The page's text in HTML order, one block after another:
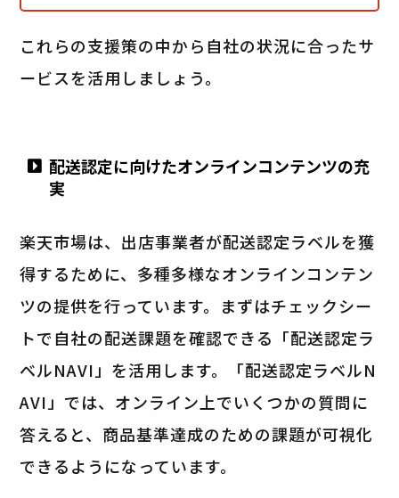
これらの支援策の中から自社の状況に合ったサ
ービスを活用しましょう。
配送認定に向けたオンラインコンテンツの充
実
楽天市場は、出店事業者が配送認定ラベルを獲
得するために、多種多様なオンラインコンテン
ツの提供を行っています。まずはチェックシー
トで自社の配送課題を確認できる「配送認定ラ
ベルNAVI」を活用します。「配送認定ラベルN
AVI」では、オンライン上でいくつかの質問に
答えると、商品基準達成のための課題が可視化
できるようになっています。